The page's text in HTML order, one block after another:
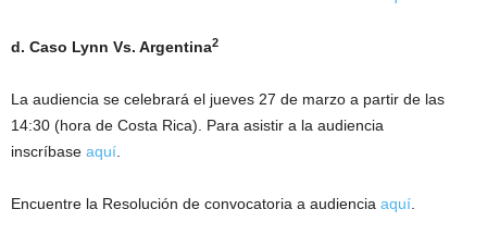
d. Caso Lynn Vs. Argentina2
La audiencia se celebrará el jueves 27 de marzo a partir de las
14:30 (hora de Costa Rica). Para asistir a la audiencia
inscríbase aquí
Encuentre la Resolución de convocatoria a audiencia aquí